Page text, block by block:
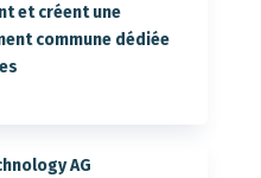
et créent une
commune dédiée
AG